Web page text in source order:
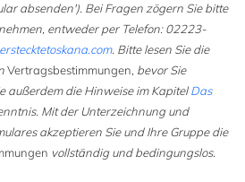
absenden'). Bei Fragen zögern Sie bitte
entweder per Telefon: 02223-
. Bitte lesen Sie die
Vertragsbestimmungen, bevor Sie
außerdem die Hinweise im KapitelDas
Mit der Unterzeichnung und
akzeptieren Sie und Ihre Gruppe die
vollständig und bedingungslos.